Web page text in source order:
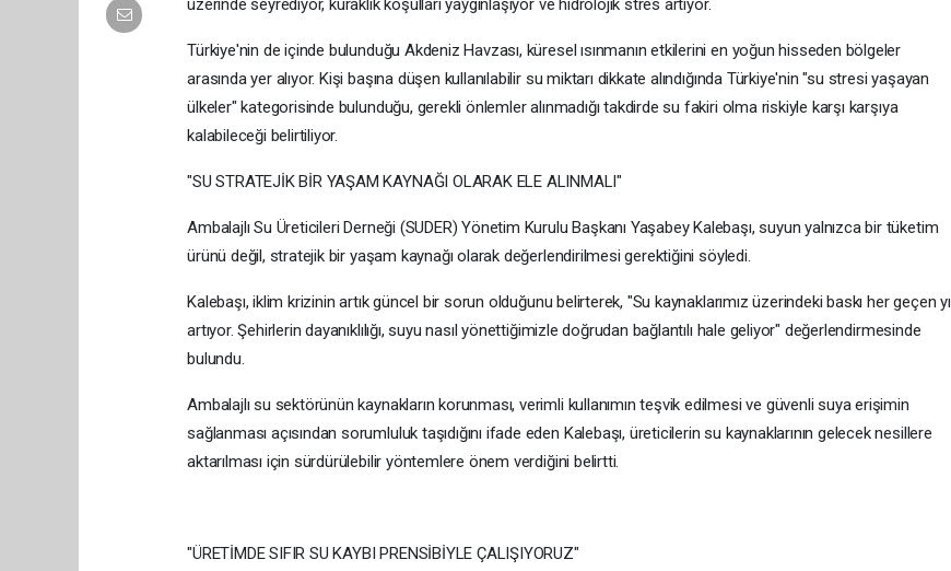
üzerinde seyrediyor, kuraklık koşulları yaygınlaşıyor ve hidrolojik stres artıyor.
Türkiye'nin de içinde bulunduğu Akdeniz Havzası, küresel ısınmanın etkilerini en yoğun hisseden bölgeler
arasında yer alıyor. Kişi başına düşen kullanılabilir su miktarı dikkate alındığında Türkiye'nin "su stresi yaşayan
ülkeler" kategorisinde bulunduğu, gerekli önlemler alınmadığı takdirde su fakiri olma riskiyle karşı karşıya
kalabileceği belirtiliyor.
"SU STRATEJİK BİR YAŞAM KAYNAĞI OLARAK ELE ALINMALI"
Ambalajlı Su Üreticileri Derneği (SUDER) Yönetim Kurulu Başkanı Yaşabey Kalebaşı, suyun yalnızca bir tüketim
ürünü değil, stratejik bir yaşam kaynağı olarak değerlendirilmesi gerektiğini söyledi.
Kalebaşı, iklim krizinin artık güncel bir sorun olduğunu belirterek, "Su kaynaklarımız üzerindeki baskı her geçen yıl
artıyor. Şehirlerin dayanıklılığı, suyu nasıl yönettiğimizle doğrudan bağlantılı hale geliyor" değerlendirmesinde
bulundu.
Ambalajlı su sektörünün kaynakların korunması, verimli kullanımın teşvik edilmesi ve güvenli suya erişimin
sağlanması açısından sorumluluk taşıdığını ifade eden Kalebaşı, üreticilerin su kaynaklarının gelecek nesillere
aktarılması için sürdürülebilir yöntemlere önem verdiğini belirtti.
"ÜRETİMDE SIFIR SU KAYBI PRENSİBİYLE ÇALIŞIYORUZ"